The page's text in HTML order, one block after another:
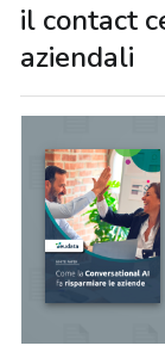
il contact
aziendali